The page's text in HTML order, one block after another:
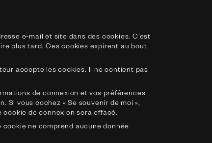
e-mail et site dans des cookies. C’est
plus tard. Ces cookies expirent au bout
accepte les cookies. Il ne contient pas
de connexion et vos préférences
Si vous cochez « Se souvenir de moi »,
de connexion sera effacé.
ne comprend aucune donnée